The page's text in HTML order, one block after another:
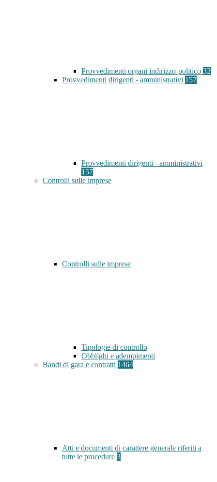
Provvedimenti organi indirizzo-politico 32
Provvedimenti dirigenti - amministrativi 157
Provvedimenti dirigenti - amministrativi
157
Controlli sulle imprese
Controlli sulle imprese
Tipologie di controllo
Obblighi e adempimenti
Bandi di gara e contratti 1464
Atti e documenti di carattere generale riferiti a
tutte le procedure 3